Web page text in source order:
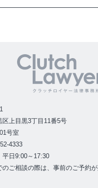
区上目黒3丁目11番5号
号室
4333
日9:00～17:30
ご相談の際は、事前のご予約が